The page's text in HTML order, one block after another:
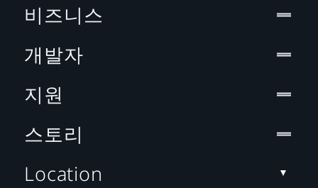
비즈니스
개발자
지원
스토리
Location